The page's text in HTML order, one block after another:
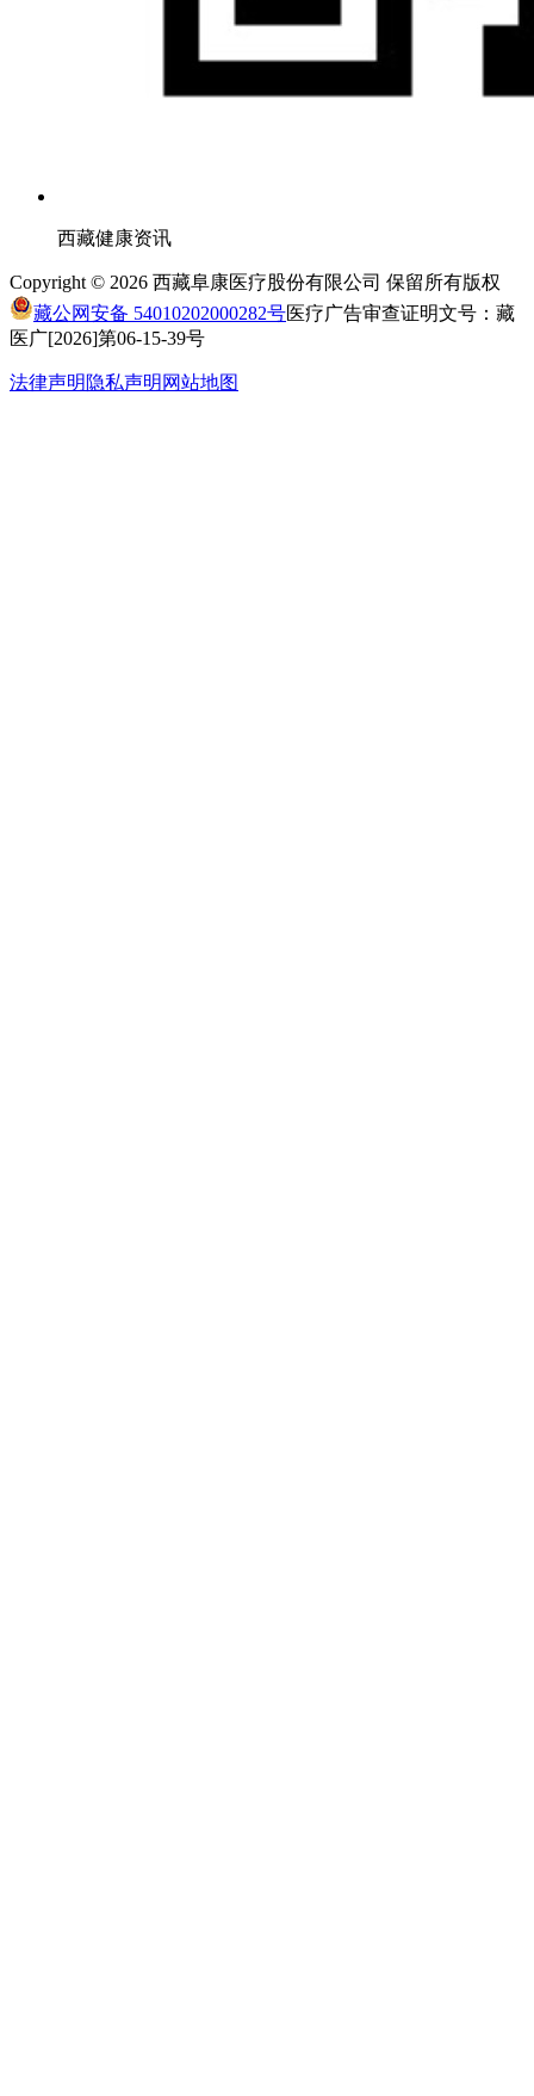
西藏健康资讯
Copyright © 2026 西藏阜康医疗股份有限公司 保留所有版权
藏公网安备 54010202000282号医疗广告审查证明文号：藏
医广[2026]第06-15-39号
法律声明 隐私声明 网站地图